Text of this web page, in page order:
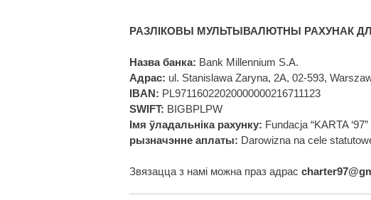
РАЗЛІКОВЫ МУЛЬТЫВАЛЮТНЫ РАХУНАК
Назва банка: Bank Millennium S.A.
Адрас: ul. Stanislawa Zaryna, 2A, 02-593,
IBAN: PL97116022020000000216711123
SWIFT: BIGBPLPW
Імя ўладальніка рахунку: Fundacja “KARTA ‘97”
рызначэнне аплаты: Darowizna na cele
Звязацца з намі можна праз адрас